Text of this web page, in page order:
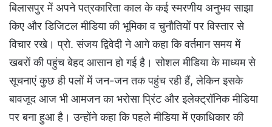
बिलासपुर में अपने पत्रकारिता काल के कई स्मरणीय अनुभव साझा
किए और डिजिटल मीडिया की भूमिका व चुनौतियों पर विस्तार से
विचार रखे। प्रो. संजय द्विवेदी ने आगे कहा कि वर्तमान समय में
खबरों की पहुंच बेहद आसान हो गई है। सोशल मीडिया के माध्यम से
सूचनाएं कुछ ही पलों में जन-जन तक पहुंच रही हैं, लेकिन इसके
बावजूद आज भी आमजन का भरोसा प्रिंट और इलेक्ट्रॉनिक मीडिया
पर बना हुआ है। उन्होंने कहा कि पहले मीडिया में एकाधिकार की